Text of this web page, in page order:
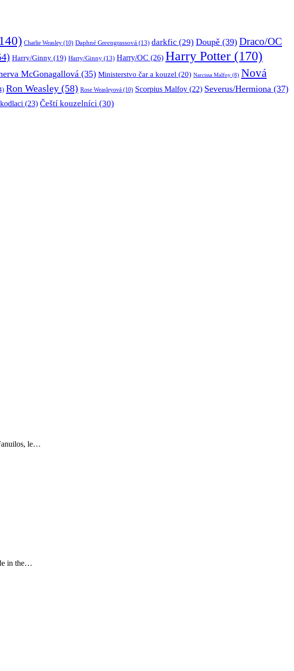
Charlie Weasley (10) Daphné Greengrassová (13) darkfic (29) Doupě (39) Draco/OC
Harry/Ginny (19) Harry/Ginny (13) Harry/OC (26) Harry Potter (170)
McGonagallová (35) Ministerstvo čar a kouzel (20) Narcissa Malfoy (8) Nová
Ron Weasley (58) Rose Weasleyová (10) Scorpius Malfoy (22) Severus/Hermiona (37)
(23) Čeští kouzelníci (30)
le…
in the…